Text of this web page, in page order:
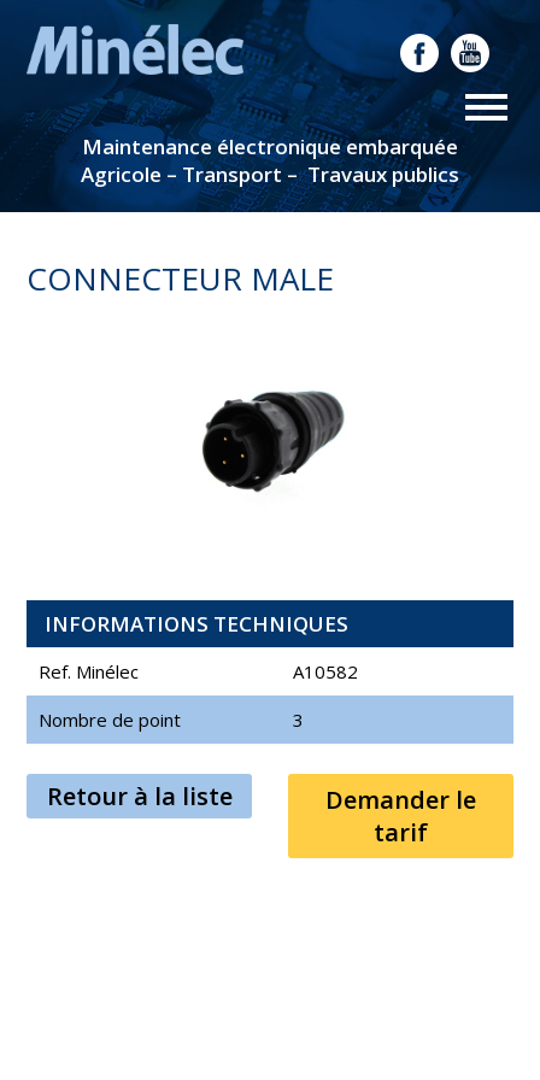
Maintenance électronique embarquée
Agricole – Transport – Travaux publics
CONNECTEUR MALE
INFORMATIONS TECHNIQUES
Ref. Minélec
A10582
Nombre de point
3
Retour à la liste
Demander le
tarif